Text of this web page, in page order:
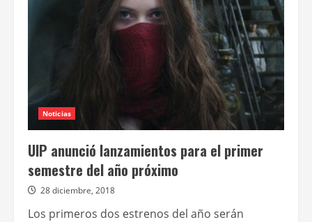
mascotas
2
Noticias
UIP anunció lanzamientos para el primer
semestre del año próximo
28 diciembre, 2018
Los primeros dos estrenos del año serán